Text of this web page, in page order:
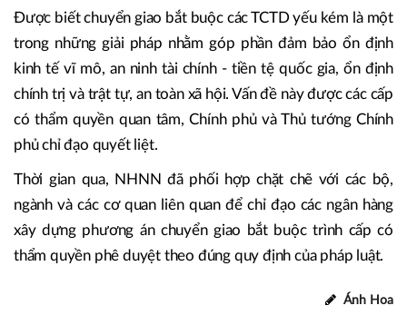
Được biết chuyển giao bắt buộc các TCTD yếu kém là một
trong những giải pháp nhằm góp phần đảm bảo ổn định
kinh tế vĩ mô, an ninh tài chính - tiền tệ quốc gia, ổn định
chính trị và trật tự, an toàn xã hội. Vấn đề này được các cấp
có thẩm quyền quan tâm, Chính phủ và Thủ tướng Chính
phủ chỉ đạo quyết liệt.
Thời gian qua, NHNN đã phối hợp chặt chẽ với các bộ,
ngành và các cơ quan liên quan để chỉ đạo các ngân hàng
xây dựng phương án chuyển giao bắt buộc trình cấp có
thẩm quyền phê duyệt theo đúng quy định của pháp luật.
Ánh Hoa